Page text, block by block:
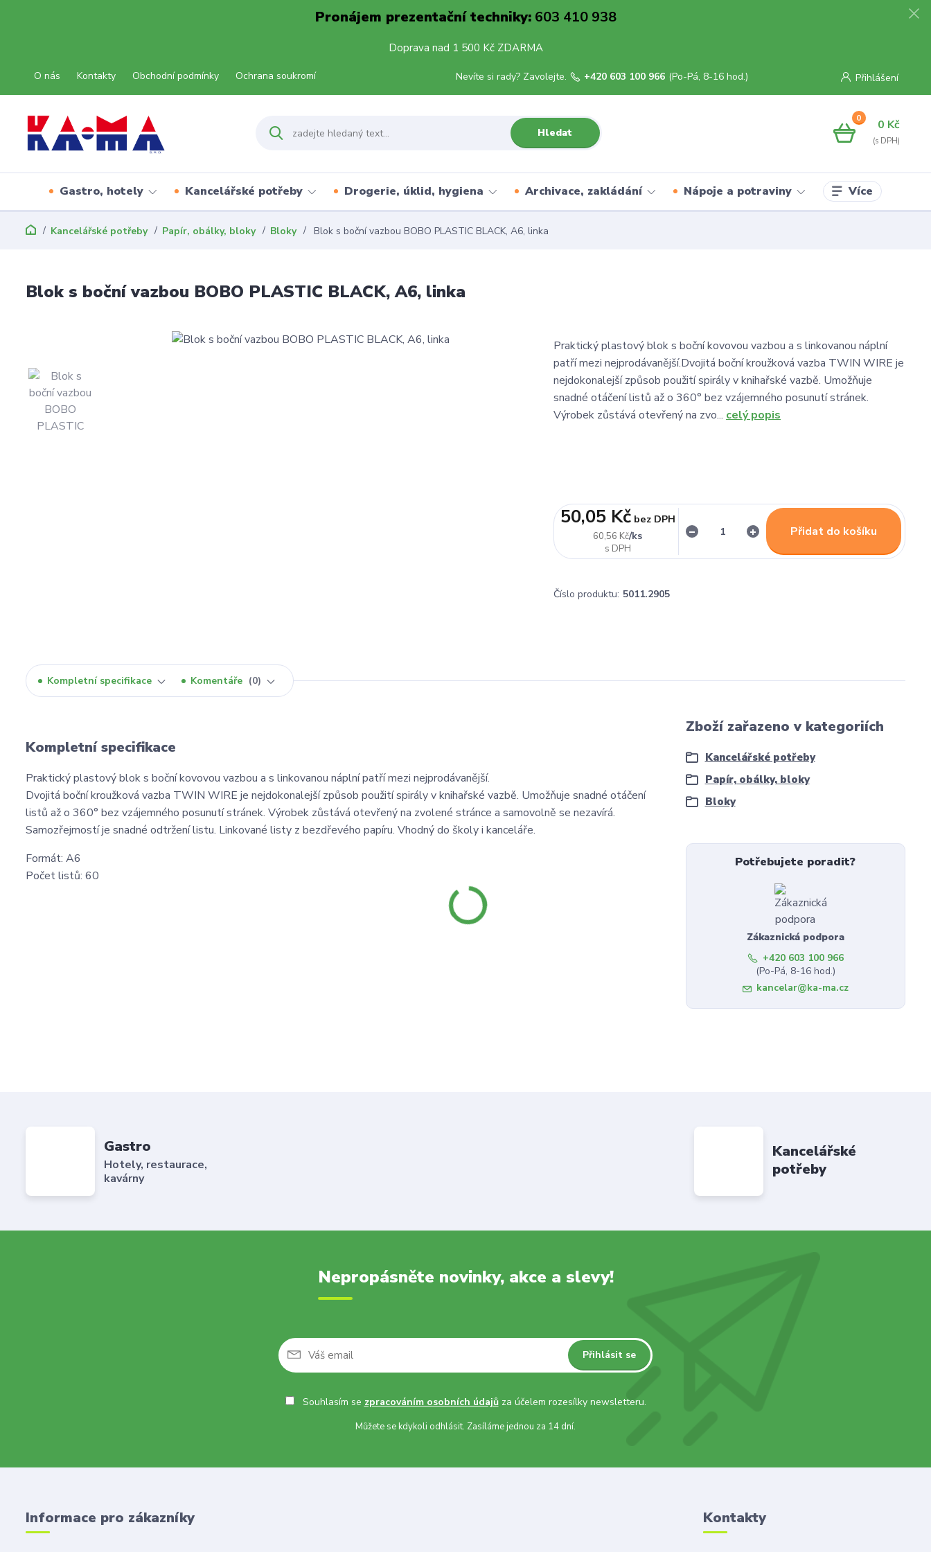
Pronájem prezentační techniky:603 410 938
Doprava nad 1 500 Kč ZDARMA
O nás Kontakty Obchodní podmínky Ochrana soukromí Přihlášení
Hledat
Nevíte si rady? Zavolejte. +420 603 100 966 (Po-Pá, 8-16 hod.)
0 0 Kč
Gastro, hotely Kancelářské potřeby Drogerie, úklid, hygiena Archivace, zakládání Nápoje a potraviny Více
Kancelářské potřeby Papír, obálky, bloky Bloky Blok s boční vazbou BOBO PLASTIC BLACK, A6, linka
Blok s boční vazbou BOBO PLASTIC BLACK, A6, linka
Praktický plastový blok s boční kovovou vazbou a s linkovanou náplní
patří mezi nejprodávanější.Dvojitá boční kroužková vazba TWIN WIRE je
nejdokonalejší způsob použití spirály v knihařské vazbě. Umožňuje
snadné otáčení listů až o 360° bez vzájemného posunutí stránek.
Výrobek zůstává otevřený na zvo... celý popis
60,56 Kč/ks
50,05 Kč bez DPH
Přidat do košíku
Číslo produktu: 5011.2905
Kompletní specifikace Komentáře 0
Kompletní specifikace
Praktický plastový blok s boční kovovou vazbou a s linkovanou náplní patří mezi nejprodávanější.
Dvojitá boční kroužková vazba TWIN WIRE je nejdokonalejší způsob použití spirály v knihařské vazbě. Umožňuje snadné otáčení
listů až o 360° bez vzájemného posunutí stránek. Výrobek zůstává otevřený na zvolené stránce a samovolně se nezavírá.
Samozřejmostí je snadné odtržení listu. Linkované listy z bezdřevého papíru. Vhodný do školy i kanceláře.
Formát: A6
Počet listů: 60
Zboží zařazeno v kategoriích
Kancelářské potřeby
Papír, obálky, bloky
Bloky
Potřebujete poradit?
Zákaznická podpora
+420 603 100 966
(Po-Pá, 8-16 hod.)
kancelar@ka-ma.cz
Gastro
Hotely, restaurace,
kavárny
Kancelářské
potřeby
Nepropásněte novinky, akce a slevy!
Přihlásit se
Souhlasím se zpracováním osobních údajůza účelem rozesílky newsletteru.
Můžete se kdykoli odhlásit. Zasíláme jednou za 14 dní.
Informace pro zákazníky Kontakty